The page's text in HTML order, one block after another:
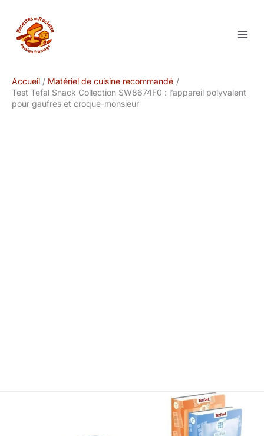
contenu
Accueil
Matériel de cuisine recommandé
Test Tefal Snack Collection SW8674F0 : l’appareil polyvalent
pour gaufres et croque-monsieur